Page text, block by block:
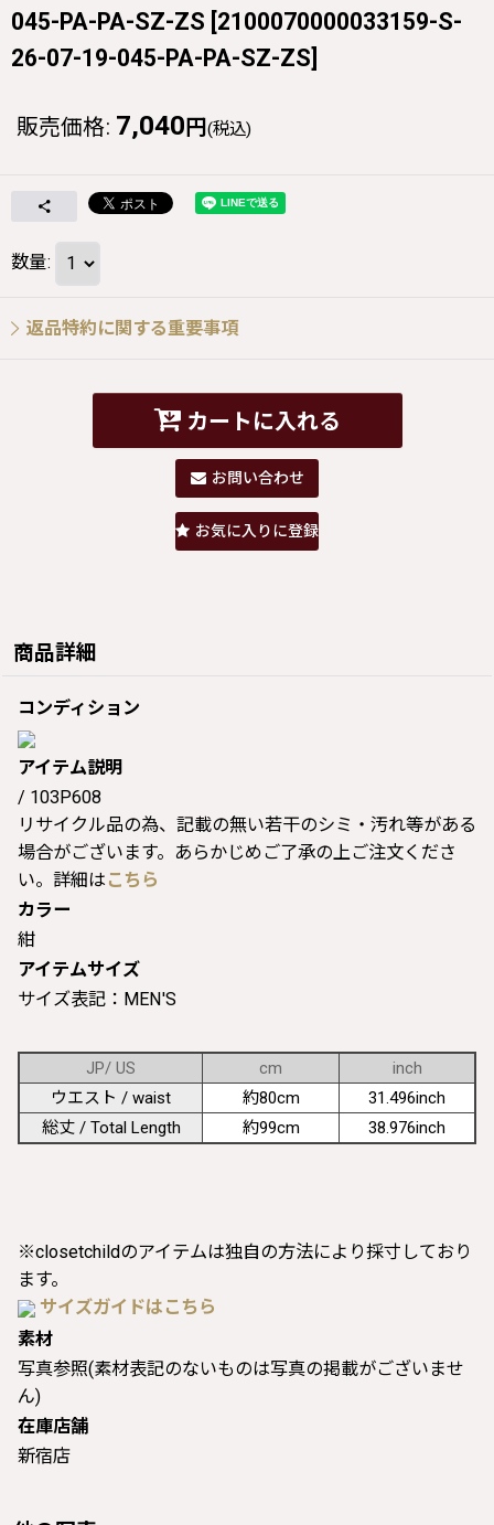
045-PA-PA-SZ-ZS [2100070000033159-S-
26-07-19-045-PA-PA-SZ-ZS]
販売価格: 7,040 円 (税込)
数量:
返品特約に関する重要事項
カートに入れる
お問い合わせ
お気に入りに登録
商品詳細
コンディション
アイテム説明
/ 103P608
リサイクル品の為、記載の無い若干のシミ・汚れ等がある
場合がございます。あらかじめご了承の上ご注文くださ
い。詳細は こちら
カラー
紺
アイテムサイズ
サイズ表記：MEN'S
JP/ US cm
inch
ウエスト / waist
約80cm
31.496inch
総丈 / Total Length
約99cm 38.976inch
※closetchildのアイテムは独自の方法により採寸しており
ます。
サイズガイドはこちら
素材
写真参照(素材表記のないものは写真の掲載がございませ
ん)
在庫店舗
新宿店